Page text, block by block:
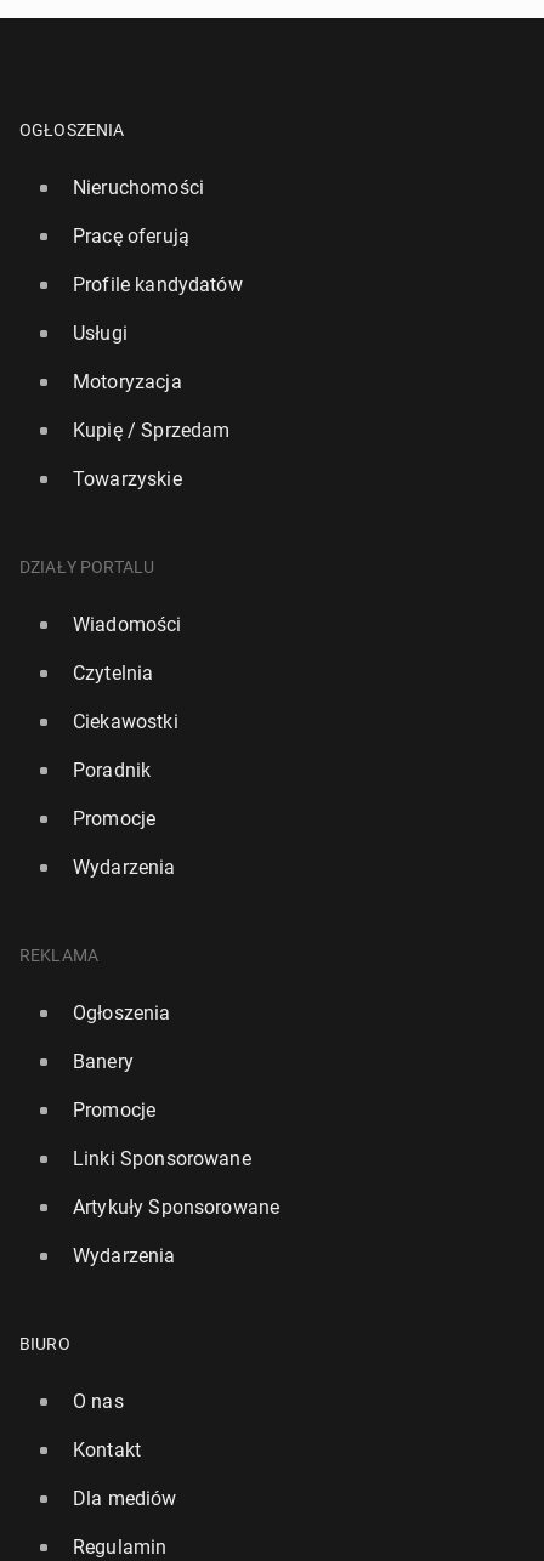
OGŁOSZENIA
Nieruchomości
Pracę oferują
Profile kandydatów
Usługi
Motoryzacja
Kupię / Sprzedam
Towarzyskie
DZIAŁY PORTALU
Wiadomości
Czytelnia
Ciekawostki
Poradnik
Promocje
Wydarzenia
REKLAMA
Ogłoszenia
Banery
Promocje
Linki Sponsorowane
Artykuły Sponsorowane
Wydarzenia
BIURO
O nas
Kontakt
Dla mediów
Regulamin